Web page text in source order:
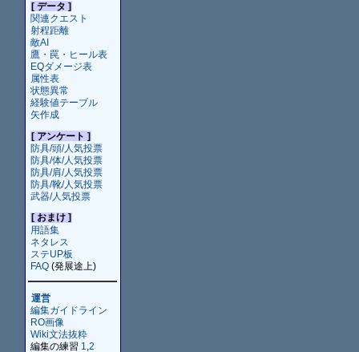
[ データ ]
関連クエスト
射程距離
敵AI
鷹・罠・ヒール表
EQダメージ表
属性表
状態異常
経験値テーブル
矢作成
[ アンケート ]
防具/頭/人気投票
防具/体/人気投票
防具/肩/人気投票
防具/靴/人気投票
武器/人気投票
[ おまけ ]
用語集
ネタレス
ステUP板
FAQ(発展途上)
運営
編集ガイドライン
RO画像
Wiki文法抜粋
編集の練習 1 2